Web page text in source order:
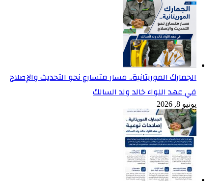
الجمارك الموريتانية.. مسار متسارع نحو التحديث والإصلاح
في عهد اللواء خالد ولد السالك
يونيو 8, 2026